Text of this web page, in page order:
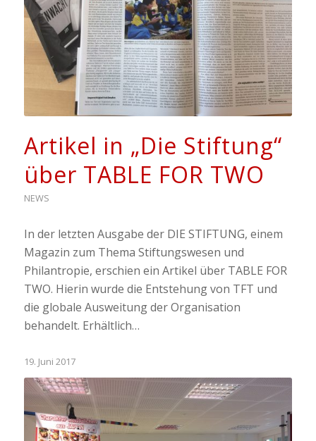
Artikel in „Die Stiftung“
über TABLE FOR TWO
NEWS
In der letzten Ausgabe der DIE STIFTUNG, einem
Magazin zum Thema Stiftungswesen und
Philantropie, erschien ein Artikel über TABLE FOR
TWO. Hierin wurde die Entstehung von TFT und
die globale Ausweitung der Organisation
behandelt. Erhältlich…
19. Juni 2017